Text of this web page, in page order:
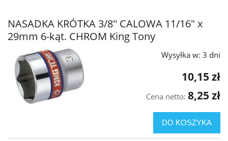
NASADKA KRÓTKA 3/8'' CALOWA 11/16" x
29mm 6-kąt. CHROM King Tony
Wysyłka w: 3 dni
10,15 zł
Cena netto: 8,25 zł
DO KOSZYKA